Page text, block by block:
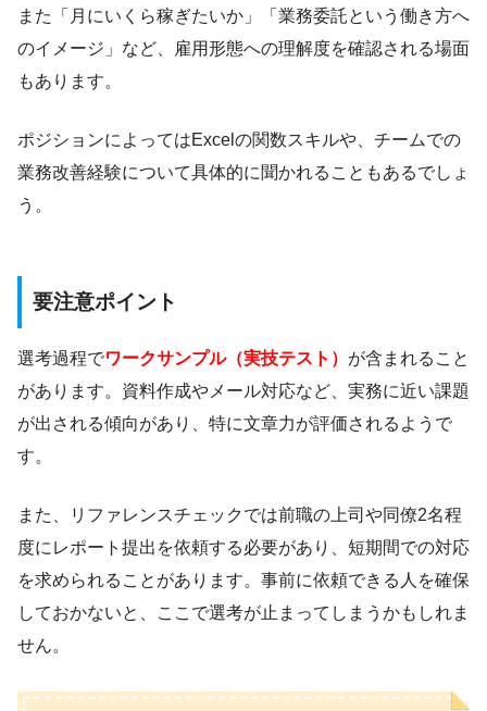
また「月にいくら稼ぎたいか」「業務委託という働き方へ
のイメージ」など、雇用形態への理解度を確認される場面
もあります。
ポジションによってはExcelの関数スキルや、チームでの
業務改善経験について具体的に聞かれることもあるでしょ
う。
要注意ポイント
選考過程でワークサンプル（実技テスト） が含まれること
があります。資料作成やメール対応など、実務に近い課題
が出される傾向があり、特に文章力が評価されるようで
す。
また、リファレンスチェックでは前職の上司や同僚2名程
度にレポート提出を依頼する必要があり、短期間での対応
を求められることがあります。事前に依頼できる人を確保
しておかないと、ここで選考が止まってしまうかもしれま
せん。